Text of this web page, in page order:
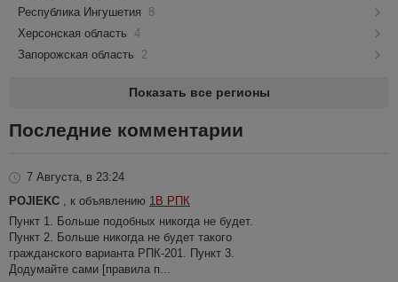
Республика Ингушетия
8
Херсонская область 4
Запорожская область
2
Показать все регионы
Последние комментарии
7 Августа, в 23:24
POJIEKC , к объявлению 1В РПК
Пункт 1. Больше подобных никогда не будет.
Пункт 2. Больше никогда не будет такого
гражданского варианта РПК-201. Пункт 3.
Додумайте сами [правила п...